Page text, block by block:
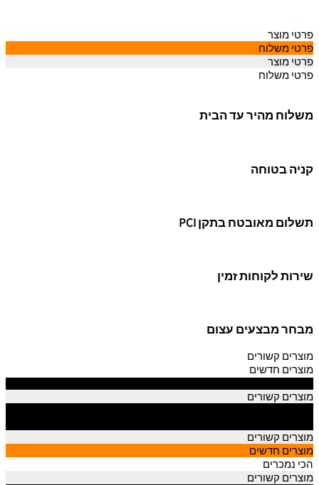
פרטי מוצר
פרטי משלוח
פרטי מוצר
פרטי משלוח
משלוח מהיר עד הבית
קניה בטוחה
תשלום מאובטח בתקן PCI
שירות לקוחות זמין
מבחר מבצעים עצום
מוצרים קשורים
מוצרים חדשים
מוצרים קשורים
מוצרים קשורים
מוצרים חדשים
הכי נמכרים
מוצרים קשורים